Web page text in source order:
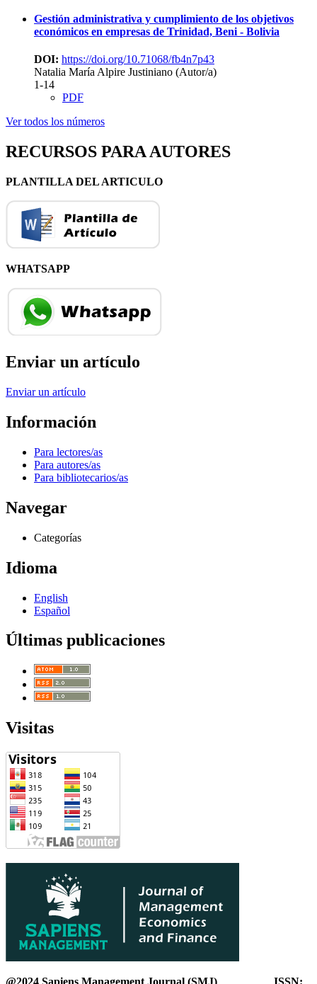
Gestión administrativa y cumplimiento de los objetivos
económicos en empresas de Trinidad, Beni - Bolivia
DOI: https://doi.org/10.71068/fb4n7p43
Natalia María Alpire Justiniano (Autor/a)
1-14
PDF
Ver todos los números
RECURSOS PARA AUTORES
PLANTILLA DEL ARTICULO
WHATSAPP
Enviar un artículo
Enviar un artículo
Información
Para lectores/as
Para autores/as
Para bibliotecarios/as
Navegar
Categorías
Idioma
English
Español
Últimas publicaciones
Visitas